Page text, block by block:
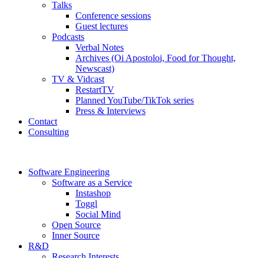
Talks
Conference sessions
Guest lectures
Podcasts
Verbal Notes
Archives (Oi Apostoloi, Food for Thought,
Newscast)
TV & Vidcast
RestartTV
Planned YouTube/TikTok series
Press & Interviews
Contact
Consulting
Software Engineering
Software as a Service
Instashop
Toggl
Social Mind
Open Source
Inner Source
R&D